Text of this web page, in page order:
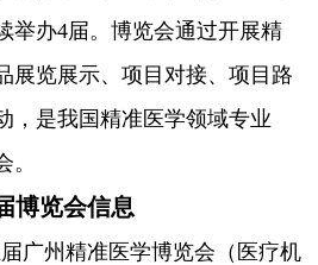
举办4届。博览会通过开展精
展览展示、项目对接、项目路
，是我国精准医学领域专业
博览会信息
广州精准医学博览会（医疗机